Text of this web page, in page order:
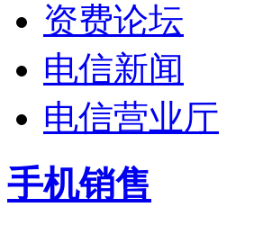
资费论坛
电信新闻
电信营业厅
手机销售